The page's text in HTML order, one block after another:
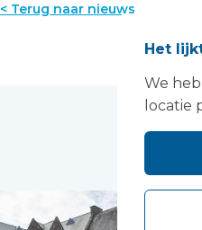
< Terug naar nieuws
Dit
Het
We
locatie